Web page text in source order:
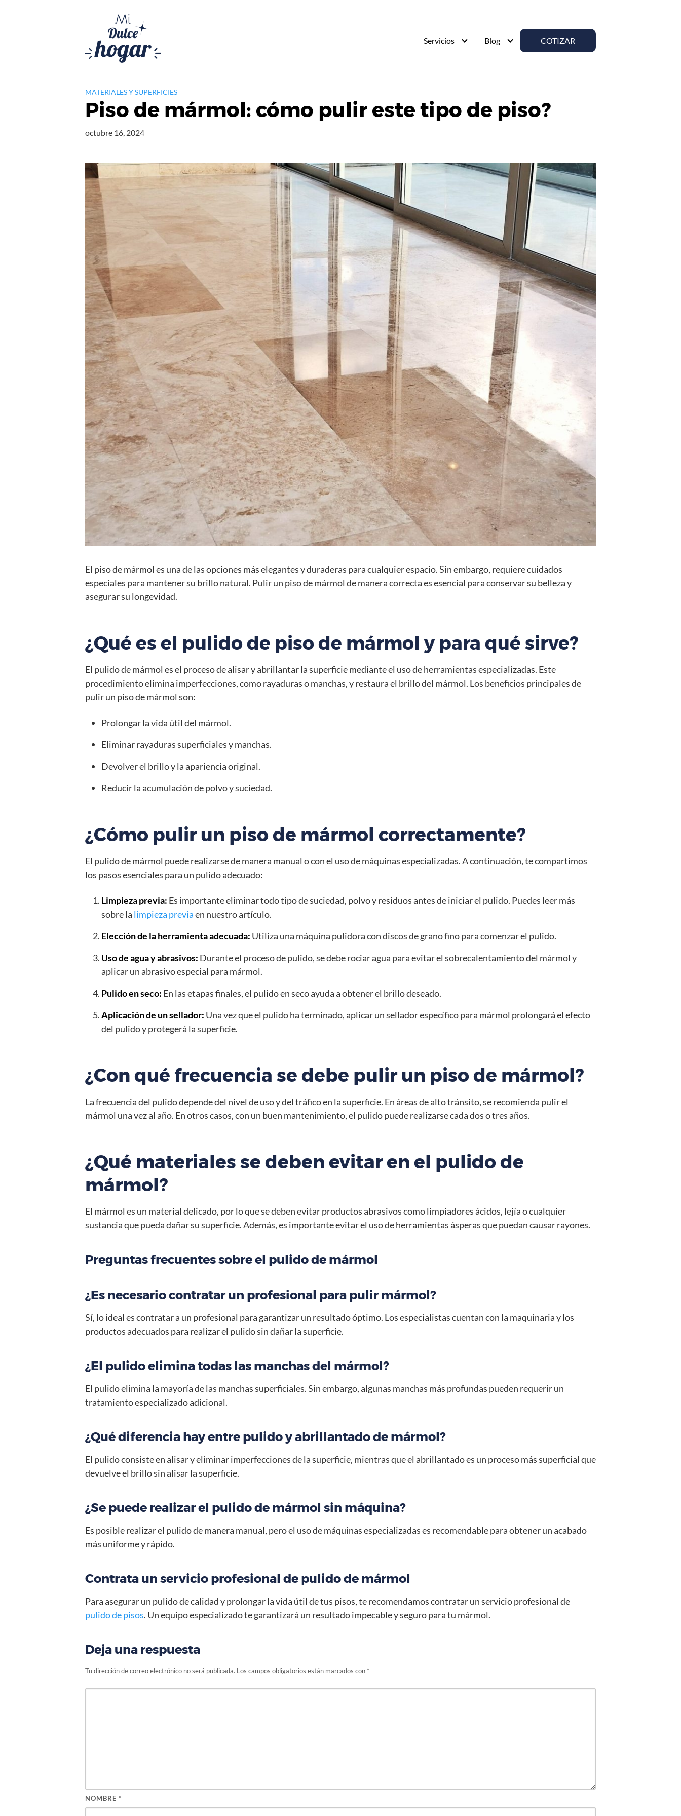
Servicios Blog COTIZAR
MATERIALES Y SUPERFICIES
Piso de mármol: cómo pulir este tipo de piso?
octubre 16, 2024
El piso de mármol es una de las opciones más elegantes y duraderas para cualquier espacio. Sin embargo, requiere cuidados
especiales para mantener su brillo natural. Pulir un piso de mármol de manera correcta es esencial para conservar su belleza y
asegurar su longevidad.
¿Qué es el pulido de piso de mármol y para qué sirve?
El pulido de mármol es el proceso de alisar y abrillantar la superficie mediante el uso de herramientas especializadas. Este
procedimiento elimina imperfecciones, como rayaduras o manchas, y restaura el brillo del mármol. Los beneficios principales de
pulir un piso de mármol son:
Prolongar la vida útil del mármol.
Eliminar rayaduras superficiales y manchas.
Devolver el brillo y la apariencia original.
Reducir la acumulación de polvo y suciedad.
¿Cómo pulir un piso de mármol correctamente?
El pulido de mármol puede realizarse de manera manual o con el uso de máquinas especializadas. A continuación, te compartimos
los pasos esenciales para un pulido adecuado:
Limpieza previa: Es importante eliminar todo tipo de suciedad, polvo y residuos antes de iniciar el pulido. Puedes leer más
sobre la limpieza previaen nuestro artículo.
Elección de la herramienta adecuada: Utiliza una máquina pulidora con discos de grano fino para comenzar el pulido.
Uso de agua y abrasivos: Durante el proceso de pulido, se debe rociar agua para evitar el sobrecalentamiento del mármol y
aplicar un abrasivo especial para mármol.
Pulido en seco: En las etapas finales, el pulido en seco ayuda a obtener el brillo deseado.
Aplicación de un sellador: Una vez que el pulido ha terminado, aplicar un sellador específico para mármol prolongará el efecto
del pulido y protegerá la superficie.
¿Con qué frecuencia se debe pulir un piso de mármol?
La frecuencia del pulido depende del nivel de uso y del tráfico en la superficie. En áreas de alto tránsito, se recomienda pulir el
mármol una vez al año. En otros casos, con un buen mantenimiento, el pulido puede realizarse cada dos o tres años.
¿Qué materiales se deben evitar en el pulido de
mármol?
El mármol es un material delicado, por lo que se deben evitar productos abrasivos como limpiadores ácidos, lejía o cualquier
sustancia que pueda dañar su superficie. Además, es importante evitar el uso de herramientas ásperas que puedan causar rayones.
Preguntas frecuentes sobre el pulido de mármol
¿Es necesario contratar un profesional para pulir mármol?
Sí, lo ideal es contratar a un profesional para garantizar un resultado óptimo. Los especialistas cuentan con la maquinaria y los
productos adecuados para realizar el pulido sin dañar la superficie.
¿El pulido elimina todas las manchas del mármol?
El pulido elimina la mayoría de las manchas superficiales. Sin embargo, algunas manchas más profundas pueden requerir un
tratamiento especializado adicional.
¿Qué diferencia hay entre pulido y abrillantado de mármol?
El pulido consiste en alisar y eliminar imperfecciones de la superficie, mientras que el abrillantado es un proceso más superficial que
devuelve el brillo sin alisar la superficie.
¿Se puede realizar el pulido de mármol sin máquina?
Es posible realizar el pulido de manera manual, pero el uso de máquinas especializadas es recomendable para obtener un acabado
más uniforme y rápido.
Contrata un servicio profesional de pulido de mármol
Para asegurar un pulido de calidad y prolongar la vida útil de tus pisos, te recomendamos contratar un servicio profesional de
pulido de pisos. Un equipo especializado te garantizará un resultado impecable y seguro para tu mármol.
Deja una respuesta
Tu dirección de correo electrónico no será publicada. Los campos obligatorios están marcados con *
NOMBRE *